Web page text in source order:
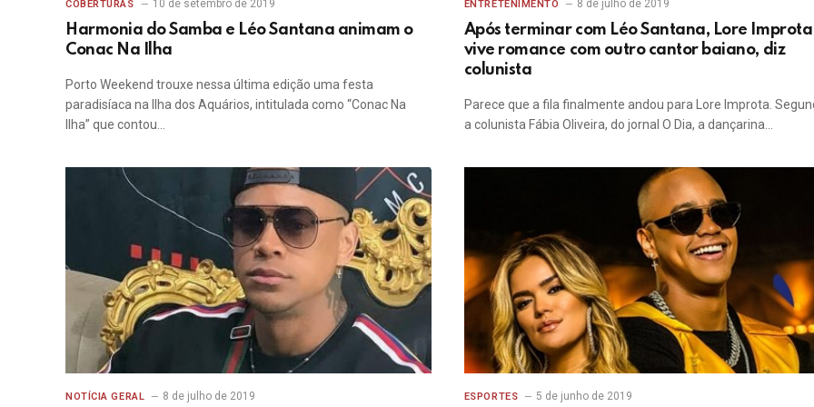
COBERTURAS 10 de setembro de 2019
Harmonia do Samba e Léo Santana animam o
Conac Na Ilha
Porto Weekend trouxe nessa última edição uma festa
paradisíaca na Ilha dos Aquários, intitulada como “Conac Na
Ilha” que contou…
ENTRETENIMENTO 8 de julho de 2019
Após terminar com Léo Santana, Lore Improta
vive romance com outro cantor baiano, diz
colunista
Parece que a fila finalmente andou para Lore Improta.
a colunista Fábia Oliveira, do jornal O Dia, a dançarina…
NOTÍCIA GERAL 8 de julho de 2019 ESPORTES 5 de junho de 2019